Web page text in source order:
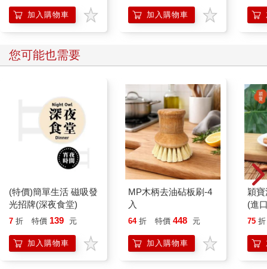
期風險並不是衡量風險的適當整體指標。對不同的投資人來說，
「保持謹慎」這四個字代表著不同的意義，而這一點凸顯出外部
顧問審慎設計問卷內容的重要性。
投資報酬會隨著時間推移而變動，而投資報酬的變動型態對投資
（不僅是未來某個日期的最終報酬令人失望），投資人就會產生
「最終結果可能很差」的觀感，而且這樣的觀感會隨著失望的次
數增加而變得愈來愈強烈。投資人當然會隨著時間推進與個人
（及其他所有人）經驗的增長，來修正對風險的期望與理解。投
資人也當然不希望在目標日期（例如期望的退休日期）到來之前
的任何階段出現無法接受的損失，而投資人對這項風險的關注，
更是凸顯出錯誤衡量風險的危害有多大（見第6章）。
說穿了，風險就是發生惡劣的結果，而在不景氣時期發生的惡劣
結果尤其具有殺傷力，因此，若要投資人承擔「在不景氣時期發
生惡劣結果」的風險，就必須提供特別吸引人的報酬才行。誠如
它的風險，但套用艾爾曼倫（Antti Ilmanen）的說法，並非所有波
動性皆「生而平等」，且就風險來說，惡劣結果發生的「時機」
加入購物車 加入購物車
決
您可能也需要
(特價)簡單生活 磁吸發
光招牌(深夜食堂)
7 折 特價 139 元
加入購物車
MP木柄去油砧板刷-4
入
64 折 特價 448 元
加入購物車
穎
(進
75 折